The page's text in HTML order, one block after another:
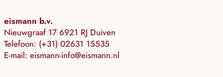
eismann b.v.
Nieuwgraaf 17 6921 RJ Duiven
Telefoon: (+31) 02631 15535
E-mail: eismann-info@eismann.nl